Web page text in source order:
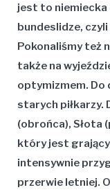
jest to niemiecka
bundeslidze,
Pokonaliśmy też
także na
optymizmem. Do
starych piłkarzy.
(obrońca), Słota
który jest
intensywnie
przerwie letniej.